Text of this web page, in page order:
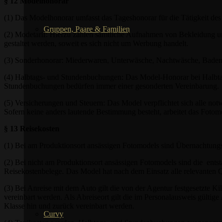
Gruppen, Paare & Familien
Curvy
(1) Das Modelhonorar umfasst das Tageshonorar für die Tätigkeit
(2) Modetarif: Hierzu zählen sämtliche Aufnahmen von Bekleidung
gestaltet werden, soweit es sich nicht um Werbung handelt.
(3) Sonderhonorar: Miederwaren, Unterwäsche, Nachtwäsche,
(4) Halbtags- und Stundenbuchungen: Das Model-Honorar bei
Stundenbuchungen bedürfen immer einer gesonderten Vereinbarung.
(5) Versicherungen und Steuern: Das Model verpflichtet sich alle
Sofern keine anders lautende Bestimmung besteht, arbeitet das
§ 13 Reisekosten
(1) Bei am Produktionsort ansässigen Fotomodels sind
(2) Bei nicht am Produktionsort ansässigen Fotomodels sind die
Reisekostenbelege. Das Model hat nach dem Einsatz alle
(3) Bei Anreise mit dem Auto gilt die von der Agentur festgesetzte
vereinbart werden. Als Abreiseort gilt die im Personalausweis
Klasse hin und zurück vereinbart werden.